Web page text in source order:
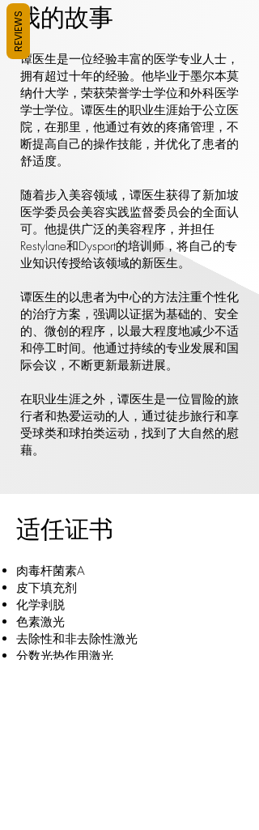
我的故事
谭医生是一位经验丰富的医学专业人士，
拥有超过十年的经验。他毕业于墨尔本莫
纳什大学，荣获荣誉学士学位和外科医学
学士学位。谭医生的职业生涯始于公立医
院，在那里，他通过有效的疼痛管理，不
断提高自己的操作技能，并优化了患者的
舒适度。
随着步入美容领域，谭医生获得了新加坡
医学委员会美容实践监督委员会的全面认
可。他提供广泛的美容程序，并担任
Restylane和Dysport的培训师，将自己的专
业知识传授给该领域的新医生。
谭医生的以患者为中心的方法注重个性化
的治疗方案，强调以证据为基础的、安全
的、微创的程序，以最大程度地减少不适
和停工时间。他通过持续的专业发展和国
际会议，不断更新最新进展。
在职业生涯之外，谭医生是一位冒险的旅
行者和热爱运动的人，通过徒步旅行和享
受球类和球拍类运动，找到了大自然的慰
藉。
适任证书
肉毒杆菌素A
皮下填充剂
化学剥脱
色素激光
去除性和非去除性激光
分数光热作用激光
REVIEWS